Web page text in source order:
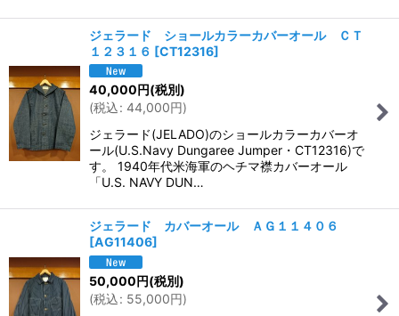
ジェラード ショールカラーカバーオール ＣＴ
１２３１６ [CT12316]
40,000円(税別)
(税込: 44,000円)
ジェラード(JELADO)のショールカラーカバーオ
ール(U.S.Navy Dungaree Jumper・CT12316)で
す。 1940年代米海軍のヘチマ襟カバーオール
「U.S. NAVY DUN…
ジェラード カバーオール ＡＧ１１４０６
[AG11406]
50,000円(税別)
(税込: 55,000円)